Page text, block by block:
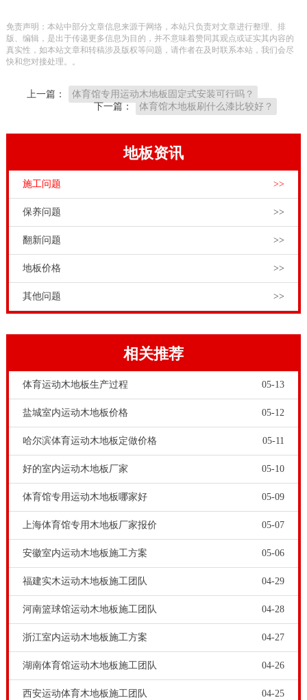
展，让一些企业的宣传五花八门，难以确认。
欧氏体育馆专用运动木地板工程师为大家支招，采购体
是厂家吗
厂家直销这个词很多人都听说过，大家也都比较喜欢直
接从厂家采购，因为没有中间商赚差价。从厂家拿货，
板厂家吗？因为客户喜欢厂家，所以体育馆专用运动木
地板商家都自称厂家，其实一部分只是体育馆专用运动
动木地板商家，是不是真正的体育馆专用运动木地板厂
家，建议体育场馆工程商和甲方朋友能够深入调查，实
地考察更好。
有原木基地吗
中国体育馆专用运动木地板市场，体育馆专用运动木地
板企业很多，有规模和实力的体育馆专用运动木地板厂
家并不多，有自己的原木储备基地的体育馆专用运动木
地板企业更是少之又少。
免责声明：本站中部分文章信息来源于网络，本站只负责对文章进行整理、排
版、编辑，是出于传递更多信息为目的，并不意味着赞同其观点或证实其内容的
真实性，如本站文章和转稿涉及版权等问题，请作者在及时联系本站，我们会尽
快和您对接处理。。
上一篇：
体育馆专用运动木地板固定式安装可行吗？
下一篇：
体育馆木地板刷什么漆比较好？
地板资讯
施工问题 >>
保养问题 >>
翻新问题 >>
地板价格 >>
其他问题 >>
相关推荐
体育运动木地板生产过程 05-13
盐城室内运动木地板价格 05-12
哈尔滨体育运动木地板定做价格 05-11
好的室内运动木地板厂家 05-10
体育馆专用运动木地板哪家好 05-09
上海体育馆专用木地板厂家报价 05-07
安徽室内运动木地板施工方案 05-06
福建实木运动木地板施工团队 04-29
河南篮球馆运动木地板施工团队 04-28
浙江室内运动木地板施工方案 04-27
湖南体育馆运动木地板施工团队 04-26
西安运动体育木地板施工团队 04-25